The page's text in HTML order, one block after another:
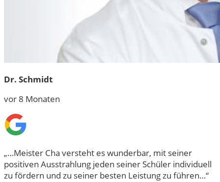
Dr. Schmidt
vor 8 Monaten
„…Meister Cha versteht es wunderbar, mit seiner
positiven Ausstrahlung jeden seiner Schüler individuell
zu fördern und zu seiner besten Leistung zu führen…“